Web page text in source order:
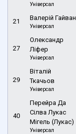
Універсал
21 Валерій Гайван
Універсал
27
Олександр
Ліфер
Універсал
29
Віталій
Ткачьов
Універсал
40
Перейра Да
Сілва Лукас
Мігель (Лукас)
Універсал